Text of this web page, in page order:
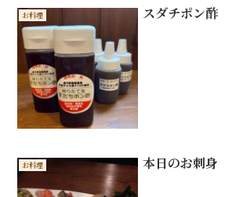
お料理 スダチポン酢
お料理 本日のお刺身